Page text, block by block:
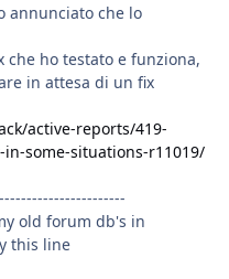
annunciato che lo
ho testato e funziona,
in attesa di un fix
active-reports/419-
some-situations-r11019/
old forum db's in
this line